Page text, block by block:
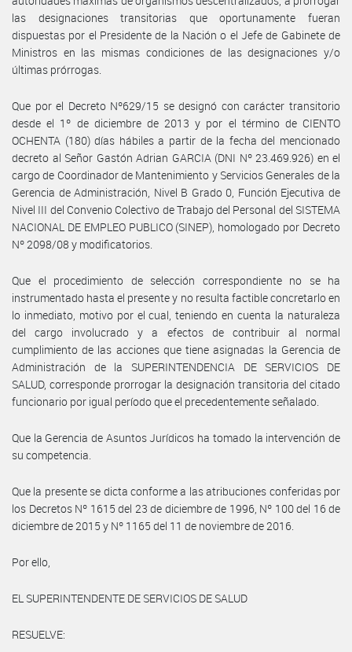
las designaciones transitorias que oportunamente fueran
dispuestas por el Presidente de la Nación o el Jefe de Gabinete de
Ministros en las mismas condiciones de las designaciones y/o
últimas prórrogas.
Que por el Decreto Nº629/15 se designó con carácter transitorio
desde el 1º de diciembre de 2013 y por el término de CIENTO
OCHENTA (180) días hábiles a partir de la fecha del mencionado
decreto al Señor Gastón Adrian GARCIA (DNI Nº 23.469.926) en el
cargo de Coordinador de Mantenimiento y Servicios Generales de la
Gerencia de Administración, Nivel B Grado 0, Función Ejecutiva de
Nivel III del Convenio Colectivo de Trabajo del Personal del SISTEMA
NACIONAL DE EMPLEO PUBLICO (SINEP), homologado por Decreto
Nº 2098/08 y modificatorios.
Que el procedimiento de selección correspondiente no se ha
instrumentado hasta el presente y no resulta factible concretarlo en
lo inmediato, motivo por el cual, teniendo en cuenta la naturaleza
del cargo involucrado y a efectos de contribuir al normal
cumplimiento de las acciones que tiene asignadas la Gerencia de
Administración de la SUPERINTENDENCIA DE SERVICIOS DE
SALUD, corresponde prorrogar la designación transitoria del citado
funcionario por igual período que el precedentemente señalado.
Que la Gerencia de Asuntos Jurídicos ha tomado la intervención de
su competencia.
Que la presente se dicta conforme a las atribuciones conferidas por
los Decretos Nº 1615 del 23 de diciembre de 1996, Nº 100 del 16 de
diciembre de 2015 y Nº 1165 del 11 de noviembre de 2016.
Por ello,
EL SUPERINTENDENTE DE SERVICIOS DE SALUD
RESUELVE: